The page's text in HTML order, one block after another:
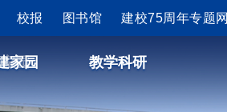
校报 图书馆 建校75周年专题网
家园 教学科研
校报 图书馆 建校75周年专题网
园 教学科研